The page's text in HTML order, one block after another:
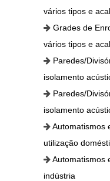
vários tipos e
Grades de
vários tipos e
Paredes/
isolamento
Paredes/
isolamento
Automatismos
utilização
Automatismos
indústria